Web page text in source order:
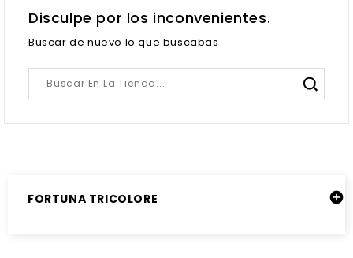
Disculpe por los inconvenientes.
Buscar de nuevo lo que buscabas
FORTUNA TRICOLORE 